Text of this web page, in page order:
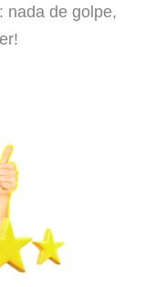
nada de golpe,